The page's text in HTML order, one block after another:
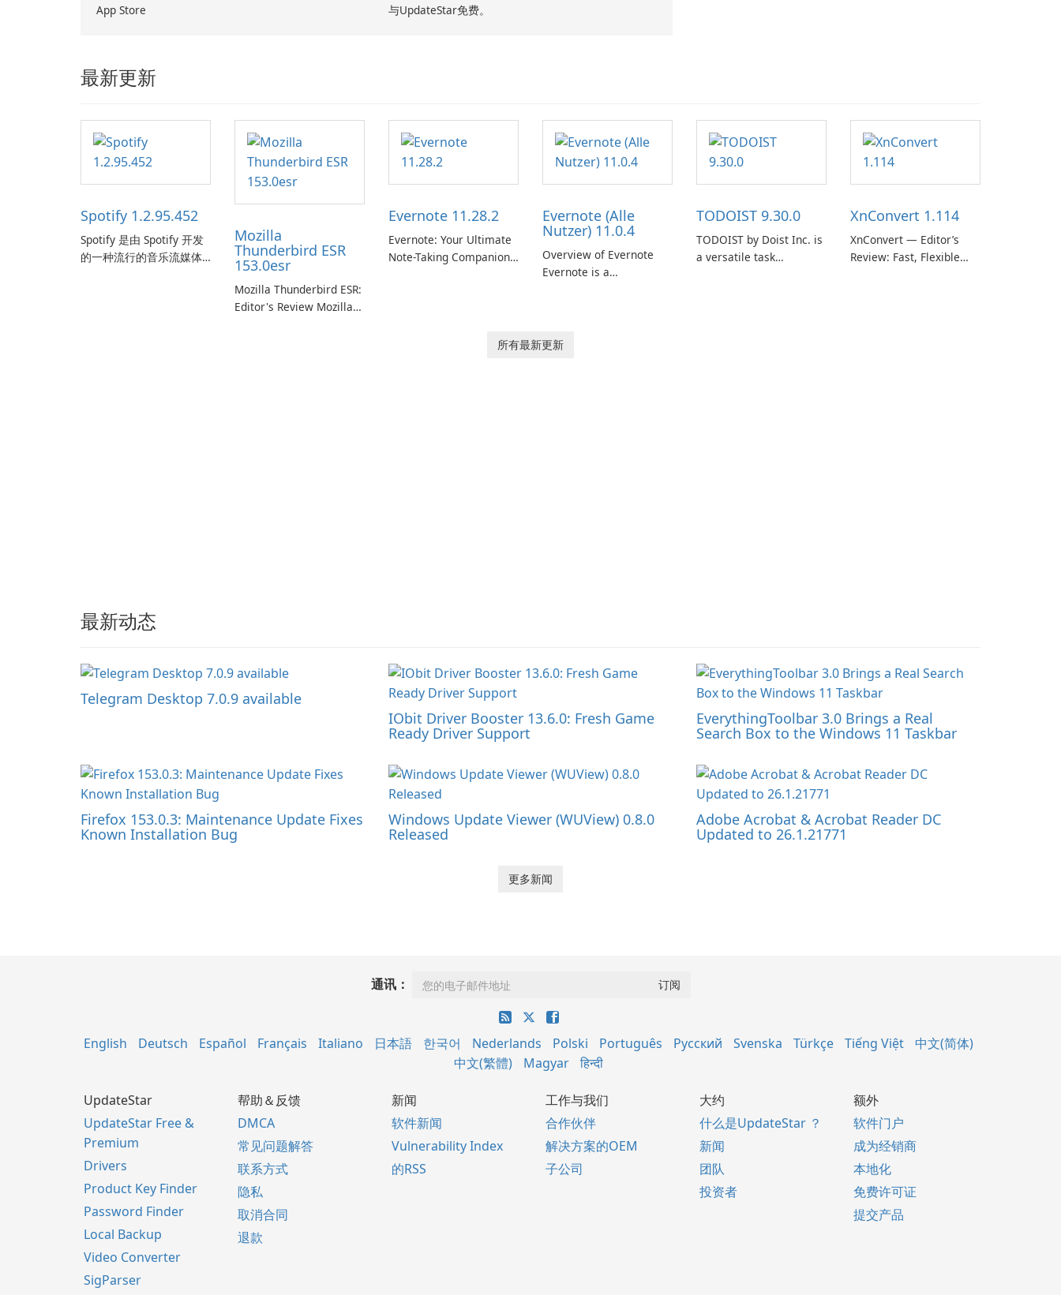
App Store 与UpdateStar免费。
最新更新
Spotify 1.2.95.452
Spotify 是由 Spotify 开发
的一种流行的音乐流媒体
Mozilla
Thunderbird ESR
153.0esr
Mozilla Thunderbird ESR:
Editor's Review Mozilla
Evernote 11.28.2
Evernote: Your Ultimate
Note-Taking Companion
Evernote (Alle
Nutzer) 11.0.4
Overview of Evernote
Evernote is a
help users capture,
TODOIST 9.30.0
TODOIST by Doist Inc. is
a versatile task
XnConvert 1.114
XnConvert — Editor’s
Review: Fast, Flexible
所有最新更新
最新动态
Telegram Desktop 7.0.9 available
IObit Driver Booster 13.6.0: Fresh Game
Ready Driver Support
EverythingToolbar 3.0 Brings a Real
Search Box to the Windows 11 Taskbar
Firefox 153.0.3: Maintenance Update Fixes
Known Installation Bug
Windows Update Viewer (WUView) 0.8.0
Released
Adobe Acrobat & Acrobat Reader DC
Updated to 26.1.21771
更多新闻
通讯：
English Deutsch Español Français Italiano 日本語 한국어 Nederlands Polski Português Русский Svenska Türkçe Tiếng Việt
中文(简体)
中文(繁體)
Magyar हिन्दी
UpdateStar
UpdateStar Free &
Premium
Drivers
Product Key Finder
Password Finder
Local Backup
Video Converter
SigParser
帮助＆反馈
DMCA
常见问题解答
联系方式
隐私
取消合同
退款
新闻
软件新闻
Vulnerability Index
的RSS
工作与我们
合作伙伴
解决方案的OEM
子公司
大约
什么是UpdateStar ？
新闻
团队
投资者
额外
软件门户
成为经销商
本地化
免费许可证
提交产品